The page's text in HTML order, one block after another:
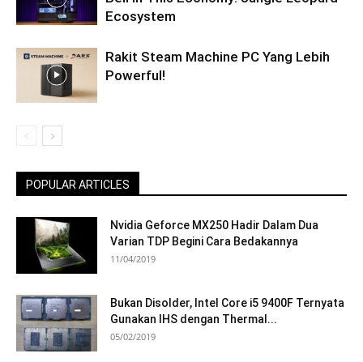
Ecosystem
Rakit Steam Machine PC Yang Lebih
Powerful!
POPULAR ARTICLES
Nvidia Geforce MX250 Hadir Dalam Dua
Varian TDP Begini Cara Bedakannya
11/04/2019
Bukan Disolder, Intel Core i5 9400F Ternyata
Gunakan IHS dengan Thermal...
05/02/2019